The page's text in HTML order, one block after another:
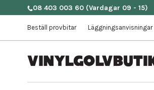
08 403 003 60 (Vardagar 09 - 15)
Beställ provbitar Läggningsanvisningar